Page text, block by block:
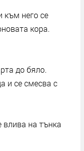
към него се
кора.
до бяло.
и се смесва с
влива на тънка